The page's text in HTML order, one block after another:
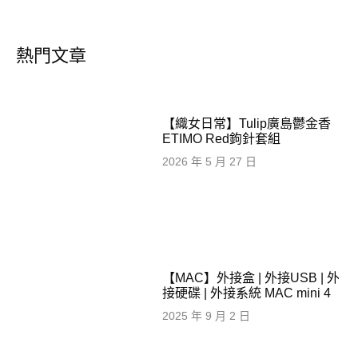
熱門文章
【織女日常】Tulip廣島鬱金香
ETIMO Red鉤針套組
2026 年 5 月 27 日
【MAC】外接盒 | 外接USB | 外
接硬碟 | 外接系統 MAC mini 4
2025 年 9 月 2 日